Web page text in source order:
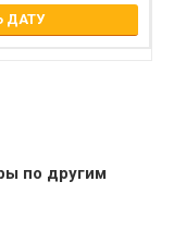
ДАТУ
по другим